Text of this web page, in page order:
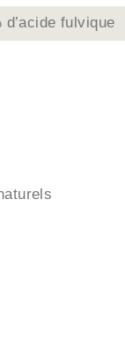
fulvique